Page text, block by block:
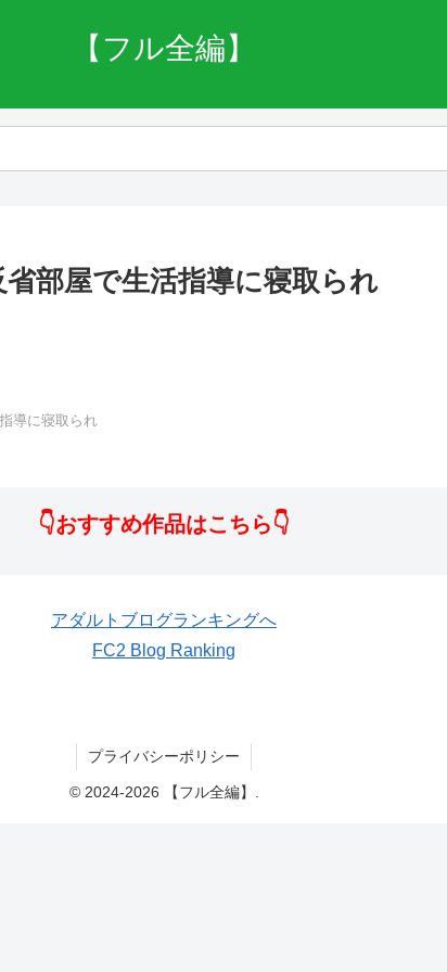
【フル全編】
部屋で生活指導に寝取られ
導に寝取られ
👇おすすめ作品はこちら👇
アダルトブログランキングへ
FC2 Blog Ranking
プライバシーポリシー
© 2024-2026 【フル全編】.